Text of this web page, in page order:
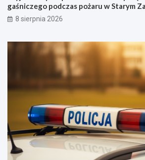
gaśniczego podczas pożaru w Starym
8 sierpnia 2026